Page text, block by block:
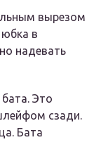
вырезом
в
надевать
Это
сзади.
Бата